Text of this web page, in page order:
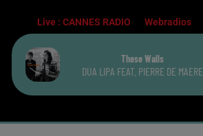
Live :CANNES RADIO Webradios
These Walls
DUA LIPA FEAT. PIERRE DE MAERE